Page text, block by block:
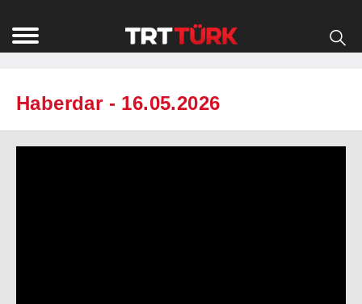
Haberdar - 16.05.2026